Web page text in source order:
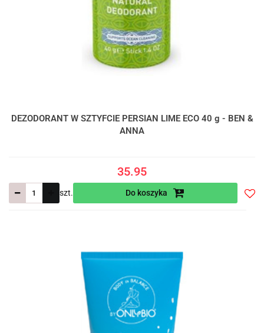
DEZODORANT W SZTYFCIE PERSIAN LIME ECO 40 g - BEN &
ANNA
35.95
szt. Do koszyka